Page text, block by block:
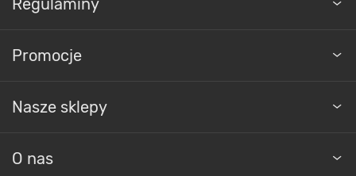
Regulaminy
Promocje
Nasze sklepy
O nas